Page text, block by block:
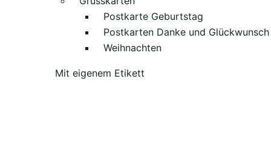
Postkarte Geburtstag
Postkarten Danke und Glückwunsch
Weihnachten
Mit eigenem Etikett